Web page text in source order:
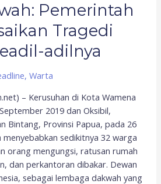
Pemerintah
Tragedi
adilnya
,Warta
– Kerusuhan di Kota Wamena
2019 dan Oksibil,
Bintang, Provinsi Papua, pada 26
sedikitnya 32 warga
orang mengungsi, ratusan rumah
dan perkantoran dibakar. Dewan
sebagai lembaga dakwah yang